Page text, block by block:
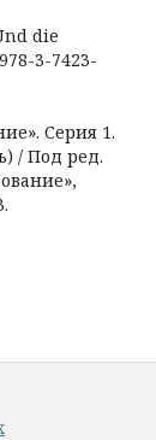
die
3-7423-
Серия 1.
/ Под ред.